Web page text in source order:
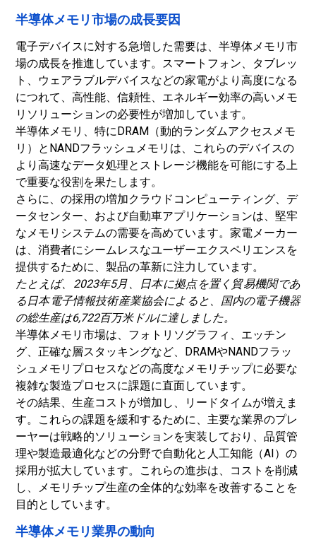
半導体メモリ市場の成長要因
電子デバイスに対する急増した需要は、半導体メモリ市
場の成長を推進しています。スマートフォン、タブレッ
ト、ウェアラブルデバイスなどの家電がより高度になる
につれて、高性能、信頼性、エネルギー効率の高いメモ
リソリューションの必要性が増加しています。
半導体メモリ、特にDRAM（動的ランダムアクセスメモ
リ）とNANDフラッシュメモリは、これらのデバイスの
より高速なデータ処理とストレージ機能を可能にする上
で重要な役割を果たします。
さらに、の採用の増加クラウドコンピューティング、デ
ータセンター、および自動車アプリケーションは、堅牢
なメモリシステムの需要を高めています。家電メーカー
は、消費者にシームレスなユーザーエクスペリエンスを
提供するために、製品の革新に注力しています。
たとえば、2023年5月、日本に拠点を置く貿易機関であ
る日本電子情報技術産業協会によると、国内の電子機器
の総生産は6,722百万米ドルに達しました。
半導体メモリ市場は、フォトリソグラフィ、エッチン
グ、正確な層スタッキングなど、DRAMやNANDフラッ
シュメモリプロセスなどの高度なメモリチップに必要な
複雑な製造プロセスに課題に直面しています。
その結果、生産コストが増加し、リードタイムが増えま
す。これらの課題を緩和するために、主要な業界のプレ
ーヤーは戦略的ソリューションを実装しており、品質管
理や製造最適化などの分野で自動化と人工知能（AI）の
採用が拡大しています。これらの進歩は、コストを削減
し、メモリチップ生産の全体的な効率を改善することを
目的としています。
半導体メモリ業界の動向